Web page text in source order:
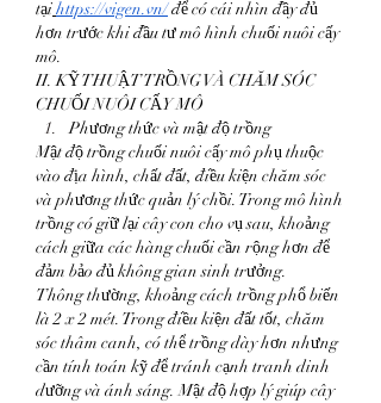
tạihttps://vigen.vn/ để có cái nhìn đầy đủ
hơn trước khi đầu tư mô hình chuối nuôi cấy
mô.
II. KỸ THUẬT TRỒNG VÀ CHĂM SÓC
CHUỐI NUÔI CẤY MÔ
Phương thức và mật độ trồng
Mật độ trồng chuối nuôi cấy mô phụ thuộc
vào địa hình, chất đất, điều kiện chăm sóc
và phương thức quản lý chồi. Trong mô hình
trồng có giữ lại cây con cho vụ sau, khoảng
cách giữa các hàng chuối cần rộng hơn để
đảm bảo đủ không gian sinh trưởng.
Thông thường, khoảng cách trồng phổ biến
là 2 x 2 mét. Trong điều kiện đất tốt, chăm
sóc thâm canh, có thể trồng dày hơn nhưng
cần tính toán kỹ để tránh cạnh tranh dinh
dưỡng và ánh sáng. Mật độ hợp lý giúp cây